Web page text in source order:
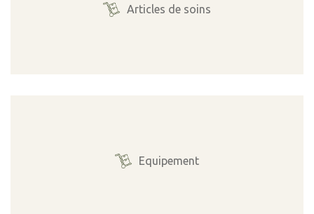
Articles de soins
Equipement